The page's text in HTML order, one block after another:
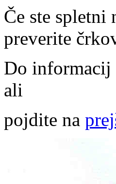
Če ste
preverite
Do
ali
pojdite na